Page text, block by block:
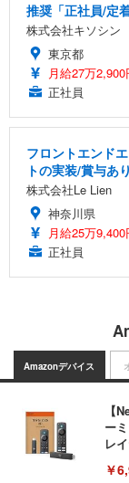
推奨「正社員/定
株式会社キソシン
東京都
月給27万
正社員
フロントエンド
トの実装/賞与あ
株式会社Le Lien
神奈川県
月給25万
正社員
Amazonデバイス
【
ー
レ
￥